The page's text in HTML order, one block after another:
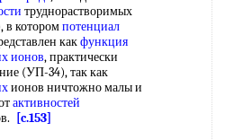
труднорастворимых
в которомпотенциал
какфункция
ионов, практически
(УП-34), так как
ионов ничтожно малы и
активностей
[c.153]